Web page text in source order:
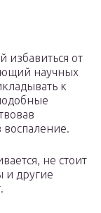
избавиться от
научных
к
не стоит
и другие